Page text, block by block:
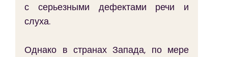
с серьезными дефектами речи и
слуха.
Однако в странах Запада, по мере